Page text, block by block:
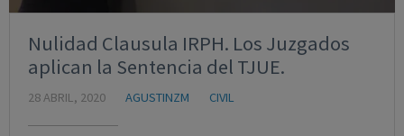
Nulidad Clausula IRPH. Los Juzgados
aplican la Sentencia del TJUE.
28 ABRIL, 2020 AGUSTINZM CIVIL